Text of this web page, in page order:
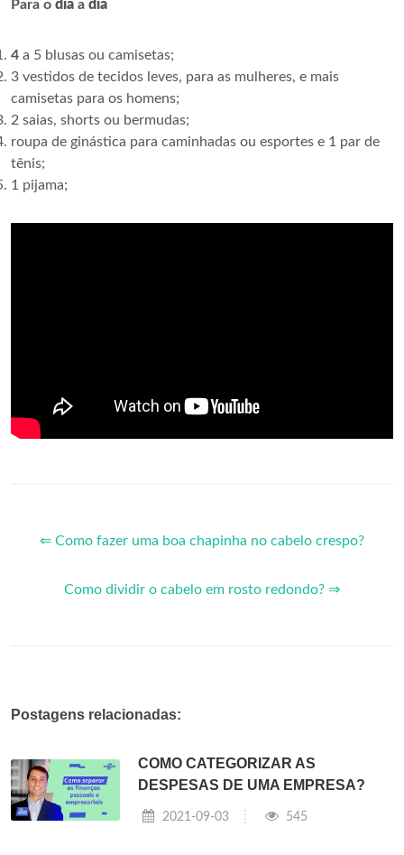
Para o dia a dia
4 a 5 blusas ou camisetas;
3 vestidos de tecidos leves, para as mulheres, e mais
camisetas para os homens;
2 saias, shorts ou bermudas;
roupa de ginástica para caminhadas ou esportes e 1 par de
tênis;
1 pijama;
⇐ Como fazer uma boa chapinha no cabelo crespo?
Como dividir o cabelo em rosto redondo? ⇒
Postagens relacionadas:
COMO CATEGORIZAR AS
DESPESAS DE UMA EMPRESA?
2021-09-03 545